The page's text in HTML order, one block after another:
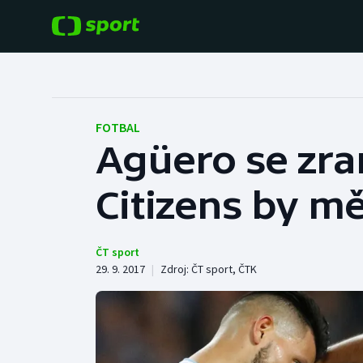
Hokej
Tenis
Cyklistika
Baseball a softbal
Basketbal
Boby a skeleton
Box
FOTBAL
Agüero se
Citizens by
ČT sport
29. 9. 2017 | Zdroj: ČT sport, ČTK